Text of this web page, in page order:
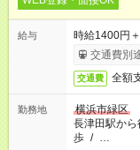
給与
時給1400円
交通費別
交通費 全額
勤務地
横浜市緑区
長津田駅から
歩 / …